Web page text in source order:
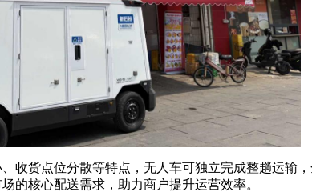
收货点位分散等特点，无人车可独立完成整趟运输
的核心配送需求，助力商户提升运营效率。